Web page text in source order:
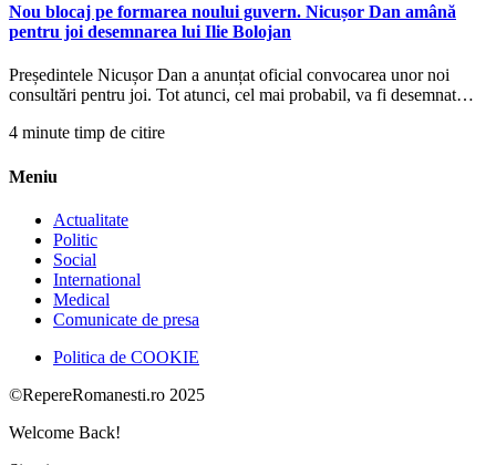
Nou blocaj pe formarea noului guvern. Nicușor Dan amână
pentru joi desemnarea lui Ilie Bolojan
Președintele Nicușor Dan a anunțat oficial convocarea unor noi
consultări pentru joi. Tot atunci, cel mai probabil, va fi desemnat…
4 minute timp de citire
Meniu
Actualitate
Politic
Social
International
Medical
Comunicate de presa
Politica de COOKIE
©RepereRomanesti.ro 2025
Welcome Back!